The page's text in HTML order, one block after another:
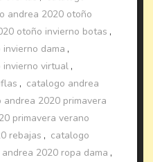
andrea 2020 otoño
otoño invierno botas ,
dama ,
invierno virtual ,
, catalogo andrea
andrea 2020 primavera
primavera verano
rebajas , catalogo
2020 ropa dama ,